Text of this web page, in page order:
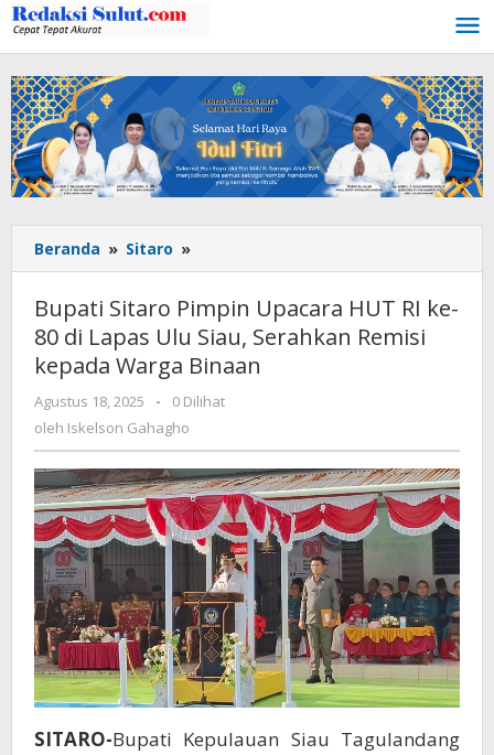
Lewati
ke
konten
Beranda » Sitaro »
Sitaro
Upacara
HUT
RI
80
Lapas
Ulu
Siau,
Serahkan
Remisi
kepada
Warga
Binaan
Bupati Sitaro Pimpin Upacara HUT RI ke-
80 di Lapas Ulu Siau, Serahkan Remisi
kepada Warga Binaan
Agustus 18, 2025
oleh
Iskelson
Gahagho
-
0 Dilihat
oleh Iskelson Gahagho
SITARO-Bupati Kepulauan Siau Tagulandang